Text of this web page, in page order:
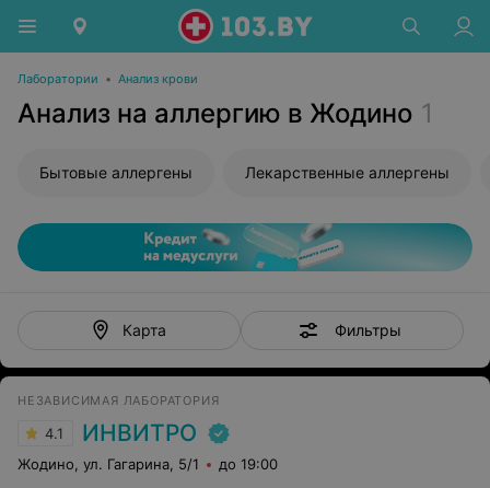
Лаборатории • Анализ крови
Анализ на аллергию в Жодино 1
Бытовые аллергены Лекарственные аллергены
Карта Фильтры
НЕЗАВИСИМАЯ ЛАБОРАТОРИЯ
4.1 ИНВИТРО
Жодино, ул. Гагарина, 5/1 до 19:00